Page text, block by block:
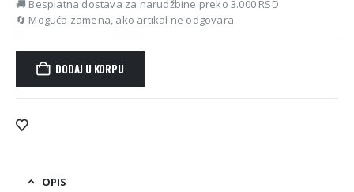
🚚 Besplatna dostava za narudžbine preko 3.000 RSD
🔄 Moguća zamena, ako artikal ne odgovara
DODAJ U KORPU
Alternative:
OPIS